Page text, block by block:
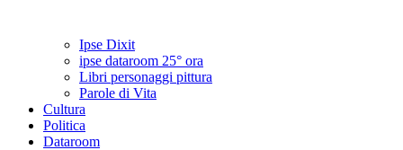
Ipse Dixit
ipse dataroom 25° ora
Libri personaggi pittura
Parole di Vita
Cultura
Politica
Dataroom